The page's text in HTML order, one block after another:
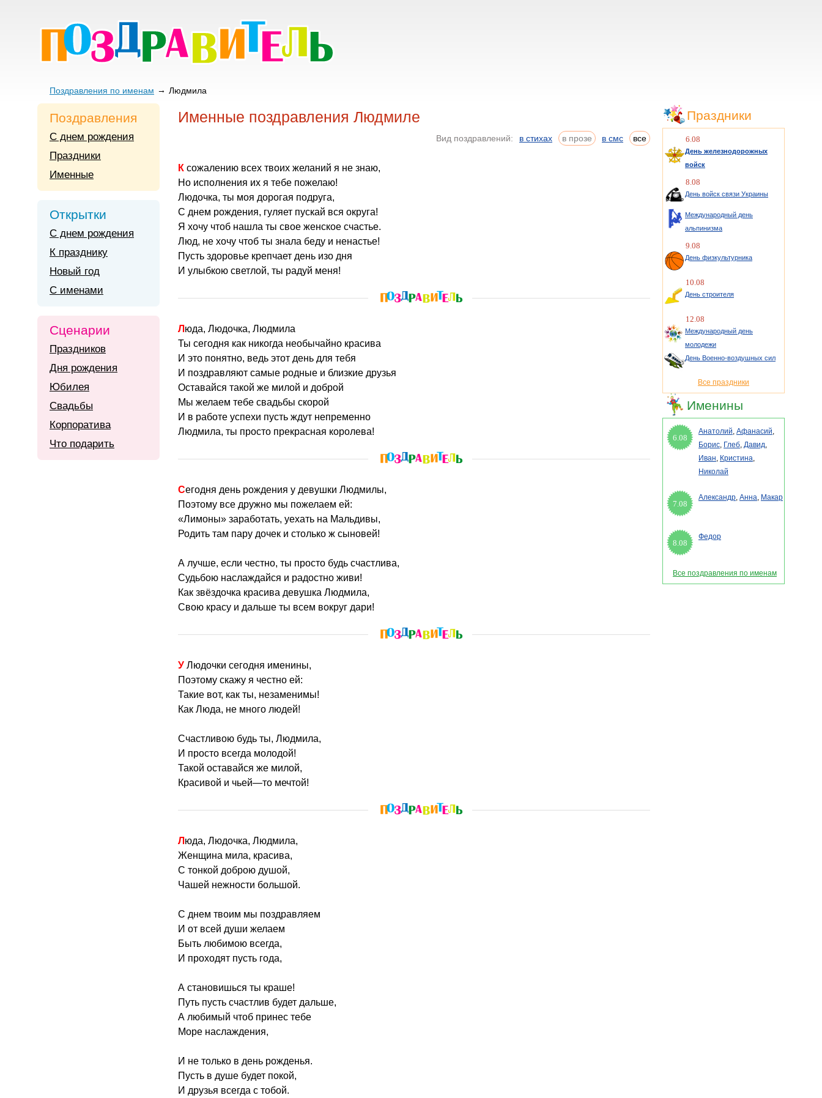
Поздравления по именам Людмила
Именные поздравления Людмиле
Вид поздравлений: в стихах в прозе в смс все
К сожалению всех твоих желаний я не знаю,
Но исполнения их я тебе пожелаю!
Людочка, ты моя дорогая подруга,
С днем рождения, гуляет пускай вся округа!
Я хочу чтоб нашла ты свое женское счастье.
Люд, не хочу чтоб ты знала беду и ненастье!
Пусть здоровье крепчает день изо дня
И улыбкою светлой, ты радуй меня!
Люда, Людочка, Людмила
Ты сегодня как никогда необычайно красива
И это понятно, ведь этот день для тебя
И поздравляют самые родные и близкие друзья
Оставайся такой же милой и доброй
Мы желаем тебе свадьбы скорой
И в работе успехи пусть ждут непременно
Людмила, ты просто прекрасная королева!
Сегодня день рождения у девушки Людмилы,
Поэтому все дружно мы пожелаем ей:
«Лимоны» заработать, уехать на Мальдивы,
Родить там пару дочек и столько ж сыновей!
А лучше, если честно, ты просто будь счастлива,
Судьбою наслаждайся и радостно живи!
Как звёздочка красива девушка Людмила,
Свою красу и дальше ты всем вокруг дари!
У Людочки сегодня именины,
Поэтому скажу я честно ей:
Такие вот, как ты, незаменимы!
Как Люда, не много людей!
Счастливою будь ты, Людмила,
И просто всегда молодой!
Такой оставайся же милой,
Красивой и чьей—то мечтой!
Люда, Людочка, Людмила,
Женщина мила, красива,
С тонкой доброю душой,
Чашей нежности большой.
С днем твоим мы поздравляем
И от всей души желаем
Быть любимою всегда,
И проходят пусть года,
А становишься ты краше!
Путь пусть счастлив будет дальше,
А любимый чтоб принес тебе
Море наслаждения,
И не только в день рожденья.
Пусть в душе будет покой,
И друзья всегда с тобой.
Поздравления
С днем рождения
Праздники
Именные
Открытки
С днем рождения
К празднику
Новый год
С именами
Сценарии
Праздников
Дня рождения
Юбилея
Свадьбы
Корпоратива
Что подарить
Праздники
6.08
День железнодорожных
войск
8.08
День войск связи Украины
Международный день
альпинизма
9.08
День физкультурника
10.08
День строителя
12.08
Международный день
молодежи
День Военно-воздушных сил
Все праздники
Именины
6.08
Анатолий, Афанасий,
Борис, Глеб, Давид,
Иван, Кристина,
Николай
7.08
Александр, Анна, Макар
8.08
Федор
Все поздравления по именам